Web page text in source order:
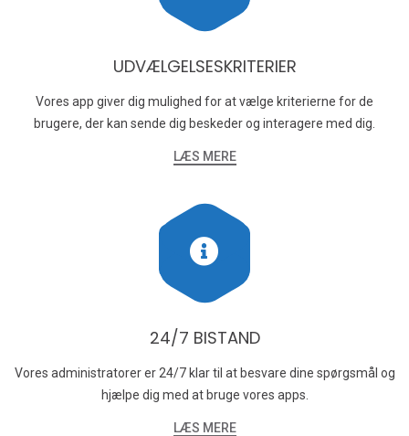
UDVÆLGELSESKRITERIER
Vores app giver dig mulighed for at vælge kriterierne for de
brugere, der kan sende dig beskeder og interagere med dig.
LÆS MERE
24/7 BISTAND
Vores administratorer er 24/7 klar til at besvare dine spørgsmål og
hjælpe dig med at bruge vores apps.
LÆS MERE